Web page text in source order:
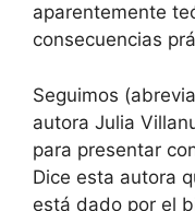
aparentemente
consecuencias
Seguimos
autora Julia
para presentar
Dice esta autora
está dado por el